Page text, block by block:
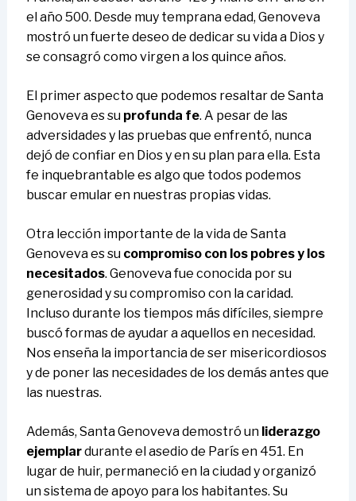
el año 500. Desde muy temprana edad, Genoveva
mostró un fuerte deseo de dedicar su vida a Dios y
se consagró como virgen a los quince años.
El primer aspecto que podemos resaltar de Santa
Genoveva es su profunda fe. A pesar de las
adversidades y las pruebas que enfrentó, nunca
dejó de confiar en Dios y en su plan para ella. Esta
fe inquebrantable es algo que todos podemos
buscar emular en nuestras propias vidas.
Otra lección importante de la vida de Santa
Genoveva es su compromiso con los pobres y los
necesitados. Genoveva fue conocida por su
generosidad y su compromiso con la caridad.
Incluso durante los tiempos más difíciles, siempre
buscó formas de ayudar a aquellos en necesidad.
Nos enseña la importancia de ser misericordiosos
y de poner las necesidades de los demás antes que
las nuestras.
Además, Santa Genoveva demostró un liderazgo
ejemplardurante el asedio de París en 451. En
lugar de huir, permaneció en la ciudad y organizó
un sistema de apoyo para los habitantes. Su